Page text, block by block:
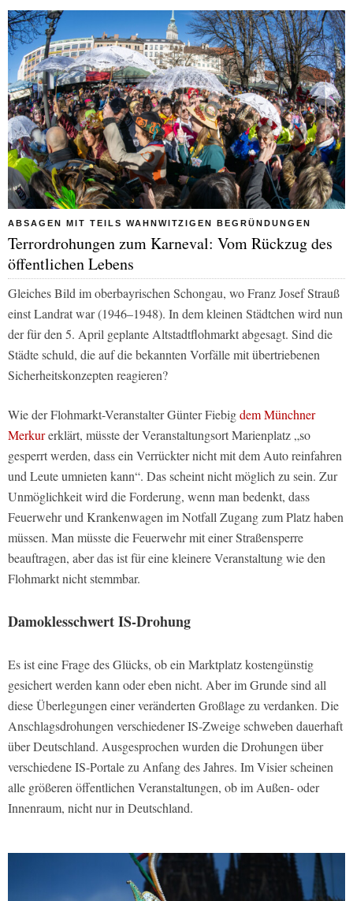
ABSAGEN MIT TEILS WAHNWITZIGEN BEGRÜNDUNGEN
Terrordrohungen zum Karneval: Vom Rückzug des
öffentlichen Lebens
Gleiches Bild im oberbayrischen Schongau, wo Franz Josef Strauß
einst Landrat war (1946–1948). In dem kleinen Städtchen wird nun
der für den 5. April geplante Altstadtflohmarkt abgesagt. Sind die
Städte schuld, die auf die bekannten Vorfälle mit übertriebenen
Sicherheitskonzepten reagieren?
Wie der Flohmarkt-Veranstalter Günter Fiebigdem Münchner
Merkurerklärt, müsste der Veranstaltungsort Marienplatz „so
gesperrt werden, dass ein Verrückter nicht mit dem Auto reinfahren
und Leute umnieten kann“. Das scheint nicht möglich zu sein. Zur
Unmöglichkeit wird die Forderung, wenn man bedenkt, dass
Feuerwehr und Krankenwagen im Notfall Zugang zum Platz haben
müssen. Man müsste die Feuerwehr mit einer Straßensperre
beauftragen, aber das ist für eine kleinere Veranstaltung wie den
Flohmarkt nicht stemmbar.
Damoklesschwert IS-Drohung
Es ist eine Frage des Glücks, ob ein Marktplatz kostengünstig
gesichert werden kann oder eben nicht. Aber im Grunde sind all
diese Überlegungen einer veränderten Großlage zu verdanken. Die
Anschlagsdrohungen verschiedener IS-Zweige schweben dauerhaft
über Deutschland. Ausgesprochen wurden die Drohungen über
verschiedene IS-Portale zu Anfang des Jahres. Im Visier scheinen
alle größeren öffentlichen Veranstaltungen, ob im Außen- oder
Innenraum, nicht nur in Deutschland.